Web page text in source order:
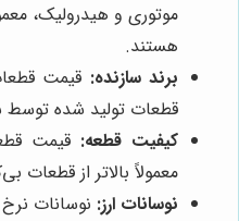
موتوری و هیدرولیک،
هستند.
برند سازنده: قیمت
قطعات تولید شده توسط
کیفیت قطعه: قیمت
معمولاً بالاتر از قطعات
نوسانات ارز: نوسانات نرخ